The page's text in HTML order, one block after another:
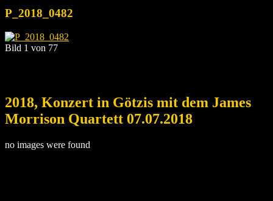
P_2018_0482
Bild 1 von 77
2018, Konzert in Götzis mit dem James
Morrison Quartett 07.07.2018
no images were found